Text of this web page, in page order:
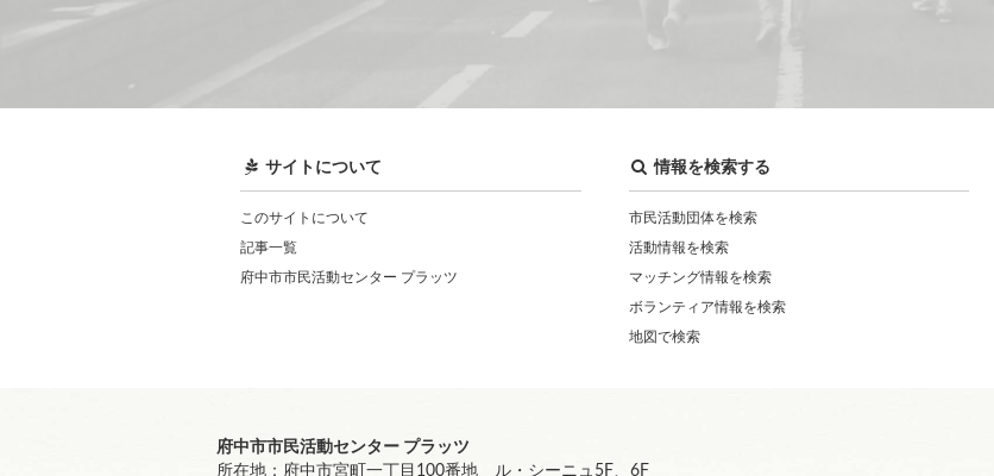
サイトについて
このサイトについて
記事一覧
府中市市民活動センター プラッツ
情報を検索する
市民活動団体を検索
活動情報を検索
マッチング情報を検索
ボランティア情報を検索
地図で検索
府中市市民活動センター プラッツ
所在地：府中市宮町一丁目100番地 ル・シーニュ5F、6F